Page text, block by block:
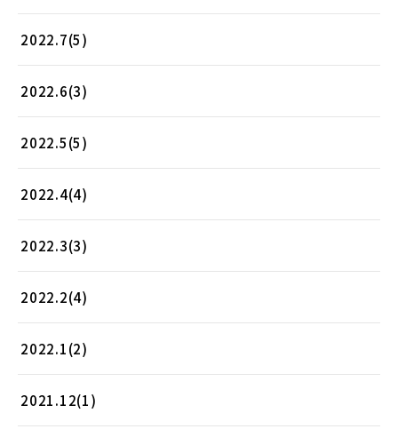
2022.7(5)
2022.6(3)
2022.5(5)
2022.4(4)
2022.3(3)
2022.2(4)
2022.1(2)
2021.12(1)